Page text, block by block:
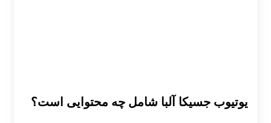
یوتیوب جسیکا آلبا شامل چه محتوایی است؟